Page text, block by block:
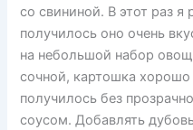
со свининой. В этот раз я
получилось оно очень
на небольшой набор
сочной, картошка хорошо
получилось без
соусом. Добавлять